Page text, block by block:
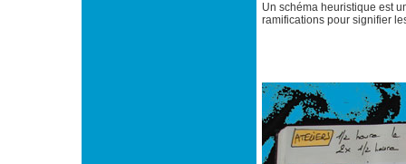
Un schéma heuristique est
ramifications pour signifier